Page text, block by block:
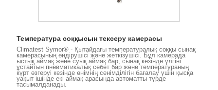
Температура соққысын тексеру камерасы
Climatest Symor® - Қытайдағы температуралық соққы сынақ
камерасының өндірушісі және жеткізушісі. Бұл камерада
ыстық аймақ және суық аймақ бар, сынақ кезінде үлгіні
ұстайтын пневматикалық себет бар және температураның
күрт өзгеруі кезінде өнімнің сенімділігін бағалау үшін қысқа
уақыт ішінде екі аймақ арасында автоматты түрде
тасымалданады.